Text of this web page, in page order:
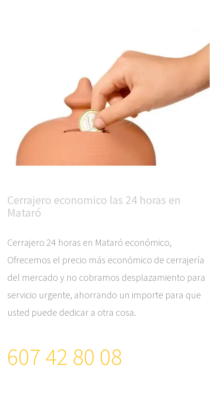
Cerrajero economico las 24 horas en
Mataró
Cerrajero 24 horas en Mataró económico,
Ofrecemos el precio más económico de cerrajería
del mercado y no cobramos desplazamiento para
servicio urgente, ahorrando un importe para que
usted puede dedicar a otra cosa.
607 42 80 08